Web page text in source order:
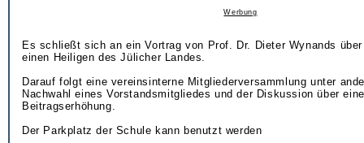
Werbung
Es schließt sich an ein Vortrag von Prof. Dr. Dieter Wynands
einen Heiligen des Jülicher Landes.
Darauf folgt eine vereinsinterne Mitgliederversammlung unter
Nachwahl eines Vorstandsmitgliedes und der Diskussion über
Beitragserhöhung.
Der Parkplatz der Schule kann benutzt werden